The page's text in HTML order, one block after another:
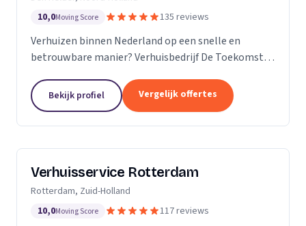
10,0Moving Score 135 reviews
Verhuizen binnen Nederland op een snelle en
betrouwbare manier? Verhuisbedrijf De Toekomst
worden naar de nieuwe locatie. En dat 24/7! Want of
u...
Bekijk profiel Vergelijk offertes
Verhuisservice Rotterdam
Rotterdam, Zuid-Holland
10,0Moving Score 117 reviews